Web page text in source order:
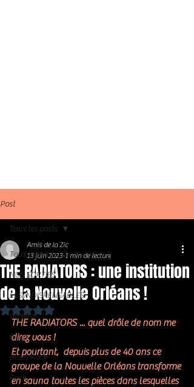
Post
Tous les posts
NOS SORTIES
LES INDISPENSABLES
Général
Blues
Blues Rock
Rock
Tous les posts
THE RADIATORS : une institution
de la Nouvelle Orléans !
Amis de la Zic
13 juin 2023 1 min de lecture
Noté NaN étoiles sur 5.
THE RADIATORS ... quel drôle de nom me
direz vous !
Et pourtant,  depuis plus de 40 ans ce
groupe de la Nouvelle Orléans transforme
en sauna toutes les pièces dans lesquelles